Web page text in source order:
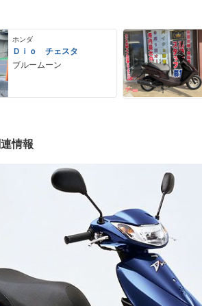
ホンダ
Ｄｉｏ チェスタ
ブルームーン
情報